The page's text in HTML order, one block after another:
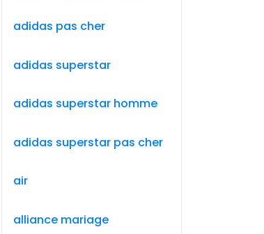
adidas pas cher
adidas superstar
adidas superstar homme
adidas superstar pas cher
air
alliance mariage